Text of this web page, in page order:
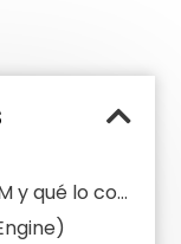
Qué es el etiquetado UTM y qué lo compone